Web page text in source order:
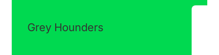
Grey Hounders